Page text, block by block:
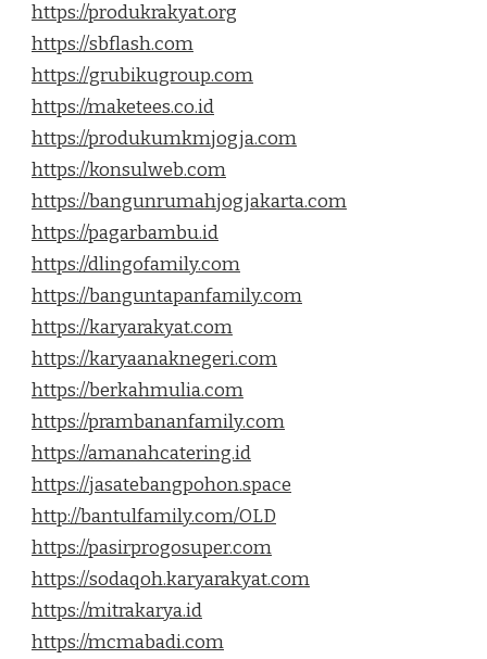
https://produkrakyat.org
https://sbflash.com
https://grubikugroup.com
https://maketees.co.id
https://produkumkmjogja.com
https://konsulweb.com
https://bangunrumahjogjakarta.com
https://pagarbambu.id
https://dlingofamily.com
https://banguntapanfamily.com
https://karyarakyat.com
https://karyaanaknegeri.com
https://berkahmulia.com
https://prambananfamily.com
https://amanahcatering.id
https://jasatebangpohon.space
http://bantulfamily.com/OLD
https://pasirprogosuper.com
https://sodaqoh.karyarakyat.com
https://mitrakarya.id
https://mcmabadi.com